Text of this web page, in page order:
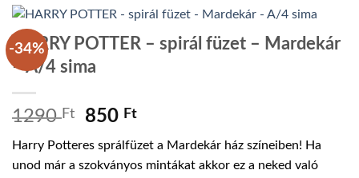
-34%
HARRY POTTER – spirál füzet – Mardekár
– A/4 sima
1290Ft
Original
was:
1290 Ft.
850 FtCurrent
is:
850 Ft.
Harry Potteres sprálfüzet a Mardekár ház színeiben! Ha
unod már a szokványos mintákat akkor ez a neked való